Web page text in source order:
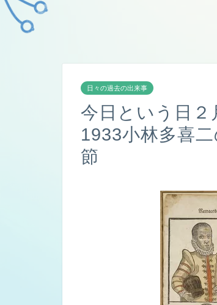
日々の過去の出来事
今日という日２
1933小林多喜
節